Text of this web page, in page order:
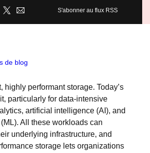
S'abonner au flux RSS
de blog
highly performant storage. Today’s
particularly for data-intensive
artificial intelligence (AI), and
All these workloads can
underlying infrastructure, and
storage lets organizations